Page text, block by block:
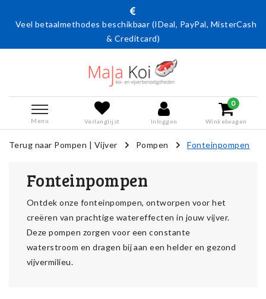
Veel betaalmethodes beschikbaar (IDeal, PayPal, MisterCash
& Creditcard)
Menu Verlanglijst Inloggen
0
Winkelwagen
Terug naar Pompen | Vijver Pompen Fonteinpompen
Fonteinpompen
Ontdek onze fonteinpompen, ontworpen voor het
creëren van prachtige watereffecten in jouw vijver.
Deze pompen zorgen voor een constante
waterstroom en dragen bij aan een helder en gezond
vijvermilieu.